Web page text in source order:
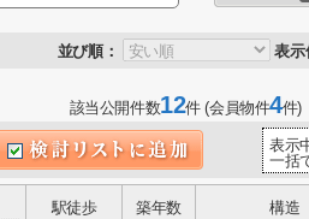
並び順： 表示
該当公開件数12件 (会員物件4件)
表示
一括
駅徒歩
築年数
構造